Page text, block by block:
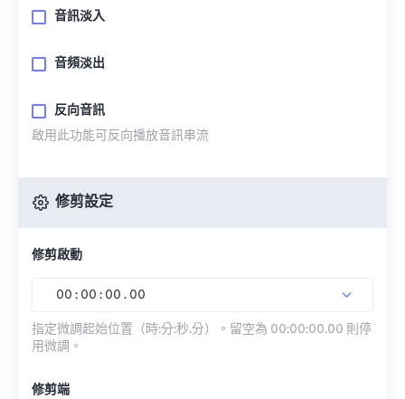
音訊淡入
音頻淡出
反向音訊
啟用此功能可反向播放音訊串流
修剪設定
修剪啟動
00 : 00 : 00 . 00
指定微調起始位置（時:分:秒.分）。留空為 00:00:00.00 則停
用微調。
修剪端